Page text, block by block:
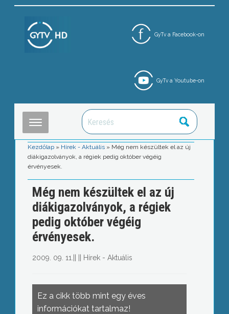
GyTv a Facebook-on
GyTv a Youtube-on
Kezdőlap » Hírek - Aktuális » Még nem készültek el az új
diákigazolványok, a régiek pedig október végéig
érvényesek.
Még nem készültek el az új
diákigazolványok, a régiek
pedig október végéig
érvényesek.
2009. 09. 11. Hírek - Aktuális
Ez a cikk több mint egy éves
információkat tartalmaz!